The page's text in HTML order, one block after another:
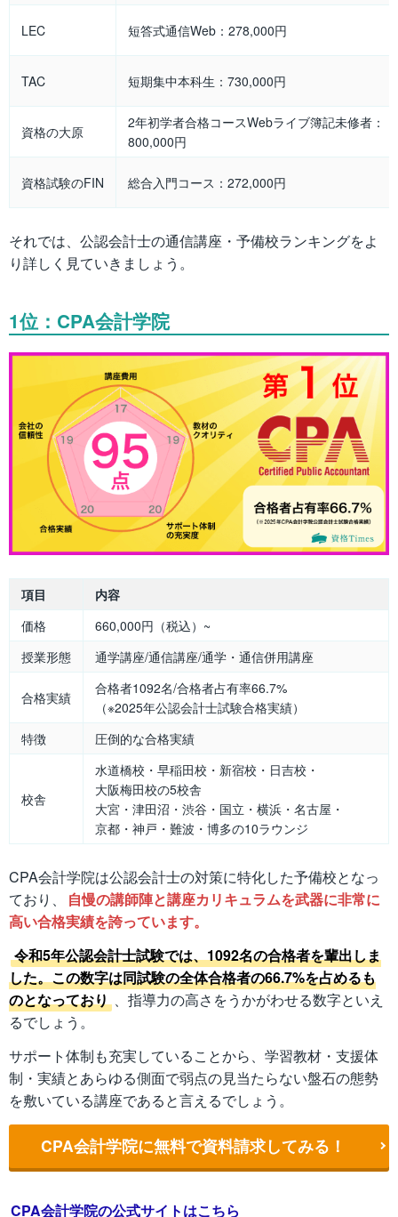
LEC 短答式通信Web：278,000円
TAC 短期集中本科生：730,000円
資格の大原
2年初学者合格コースWebライブ簿記未修者：
800,000円
資格試験のFIN 総合入門コース：272,000円
それでは、公認会計士の通信講座・予備校ランキングをよ
り詳しく見ていきましょう。
1位：CPA会計学院
項目
内容
価格
660,000円（税込）~
授業形態
通学講座/通信講座/通学・通信併用講座
合格実績
合格者1092名/合格者占有率66.7%
（※2025年公認会計士試験合格実績）
特徴
圧倒的な合格実績
校舎
水道橋校・早稲田校・新宿校・日吉校・
大阪梅田校の5校舎
大宮・津田沼・渋谷・国立・横浜・名古屋・
京都・神戸・難波・博多の10ラウンジ
CPA会計学院は公認会計士の対策に特化した予備校となっ
ており、
自慢の講師陣と講座カリキュラムを武器に非常に
高い合格実績を誇っています。
令和5年公認会計士試験では、1092名の合格者を輩出しま
した。この数字は同試験の全体合格者の66.7%を占めるも
のとなっており 、指導力の高さをうかがわせる数字といえ
るでしょう。
サポート体制も充実していることから、学習教材・支援体
制・実績とあらゆる側面で弱点の見当たらない盤石の態勢
を敷いている講座であると言えるでしょう。
CPA会計学院に無料で資料請求してみる！
CPA会計学院の公式サイトはこちら